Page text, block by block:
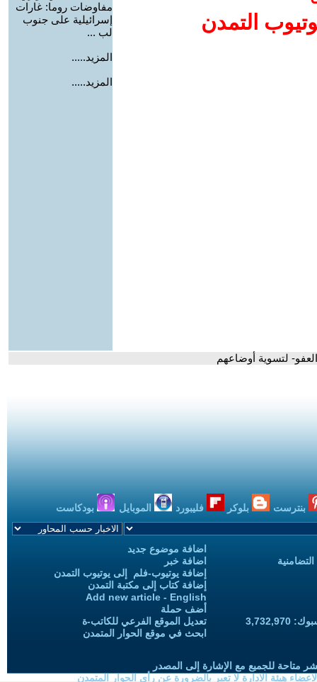
التمدن
مفاوضات روما: غارات
إسرائيلية على جنوب
لب ...
المزيد.....
المزيد.....
لتسوية أوضاعهم
بنترست بلوكر فليبورد الموبايل بودكاست
اضافة موضوع جديد
اضافة خبر
إضافة يوتيوب-فلم إلى يوتيوب التمدن
إضافة كتاب إلى مكتبة التمدن
Add new article - English
أضف حملة
تعديل الموقع الفرعي للكاتب-ة
ابحث في موقع الحوار المتمدن
متاحة للجميع مع الإشارة إلى المصدر
هيئة الادارة لا تعبر بالضرورة عن رأي الحوار المتمدن